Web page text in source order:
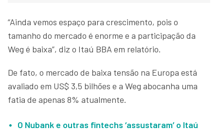
“Ainda vemos espaço para crescimento, pois o
tamanho do mercado é enorme e a participação da
Weg é baixa”, diz o Itaú BBA em relatório.
De fato, o mercado de baixa tensão na Europa está
avaliado em US$ 3,5 bilhões e a Weg abocanha uma
fatia de apenas 8% atualmente.
O Nubank e outras fintechs ‘assustaram’ o Itaú